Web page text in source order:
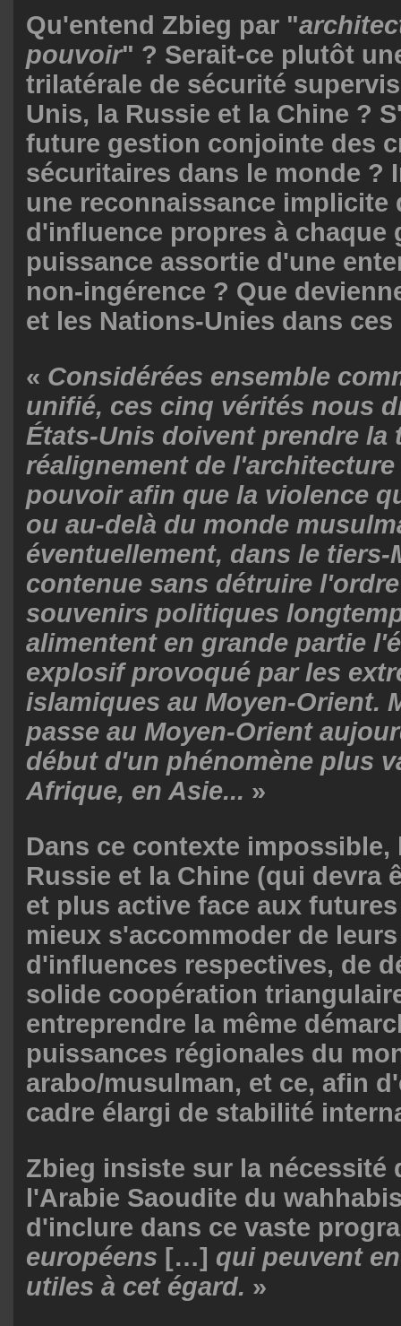
Qu'entend Zbieg par "
pouvoir" ? Serait-ce plutôt
trilatérale de sécurité
Unis, la Russie et la Chine ?
future gestion conjointe des
sécuritaires dans le monde ?
une reconnaissance implicite
d'influence propres à chaque
puissance assortie d'une
non-ingérence ? Que
et les Nations-Unies dans
« Considérées ensemble
unifié, ces cinq vérités nous
États-Unis doivent prendre la
réalignement de
pouvoir afin que la violence
ou au-delà du monde
éventuellement, dans le tiers-
contenue sans détruire
souvenirs politiques
alimentent en grande partie
explosif provoqué par les
islamiques au Moyen-Orient.
passe au Moyen-Orient
début d'un phénomène plus
Afrique, en Asie... »
Dans ce contexte impossible,
Russie et la Chine (qui devra
et plus active face aux
mieux s'accommoder de
d'influences respectives, de
solide coopération
entreprendre la même
puissances régionales du
arabo/musulman, et ce, afin
cadre élargi de stabilité
Zbieg insiste sur la nécessité
l'Arabie Saoudite du
d'inclure dans ce vaste
européens […] qui peuvent
utiles à cet égard. »